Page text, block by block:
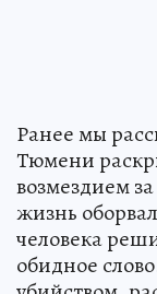
Ранее мы
Тюмени
возмездием
жизнь
человека
обидное